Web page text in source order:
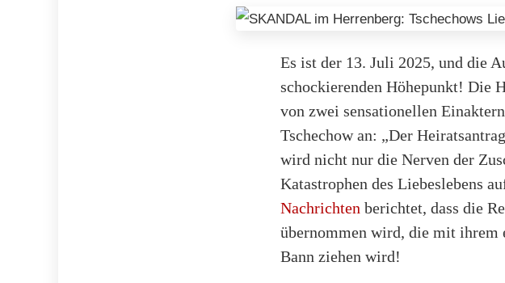
Es ist der 13. Juli 2025, und die
schockierenden Höhepunkt! Die
von zwei sensationellen
Tschechow an: „Der
wird nicht nur die Nerven der
Katastrophen des Liebeslebens
Nachrichten berichtet, dass die
übernommen wird, die mit ihrem
Bann ziehen wird!